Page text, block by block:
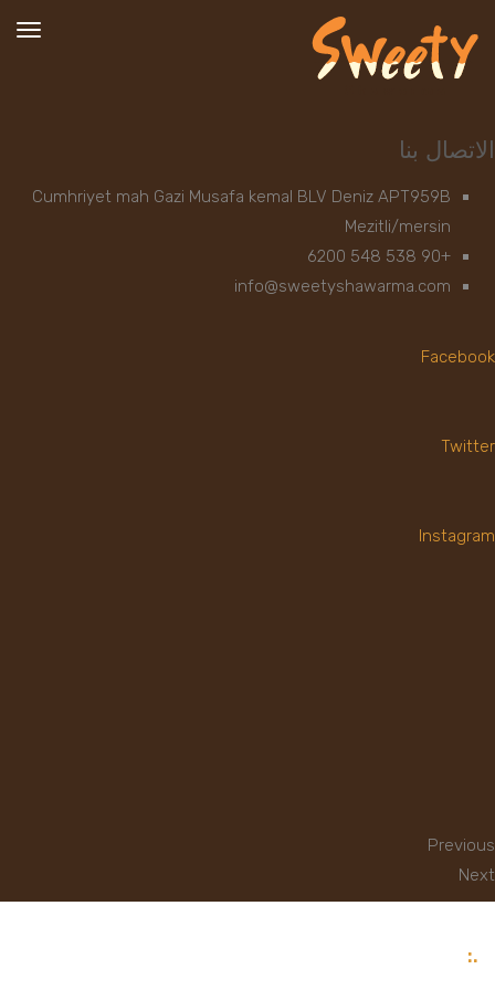
الاتصال بنا
Cumhriyet mah Gazi Musafa kemal BLV Deniz APT959B
Mezitli/mersin
+90 538 548 6200
info@sweetyshawarma.com
Facebook
Twitter
Instagram
Previous
Next
.: